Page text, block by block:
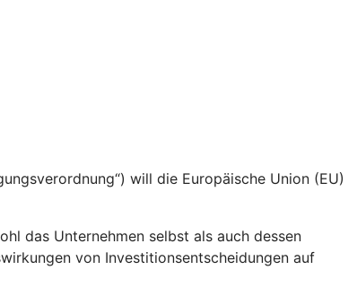
will die Europäische Union (EU)
das Unternehmen selbst als auch dessen
von Investitionsentscheidungen auf